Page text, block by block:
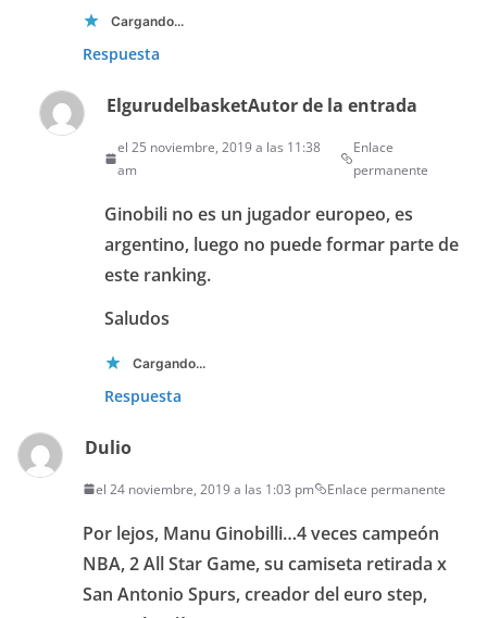
Cargando...
Respuesta
ElgurudelbasketAutor de la entrada
el 25 noviembre, 2019 a las 11:38
am
Enlace
permanente
Ginobili no es un jugador europeo, es
argentino, luego no puede formar parte de
este ranking.
Saludos
Cargando...
Respuesta
Dulio
el 24 noviembre, 2019 a las 1:03 pm Enlace permanente
Por lejos, Manu Ginobilli…4 veces campeón
NBA, 2 All Star Game, su camiseta retirada x
San Antonio Spurs, creador del euro step,